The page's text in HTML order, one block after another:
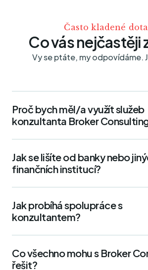
Často kladené
Co vás nejčastěji
Vy se ptáte, my odpovídáme.
Proč bych měl/a využít služeb
konzultanta Broker
Jak se lišíte od banky nebo
finančních institucí?
Jak probíhá spolupráce s
konzultantem?
Co všechno mohu s Broker
řešit?